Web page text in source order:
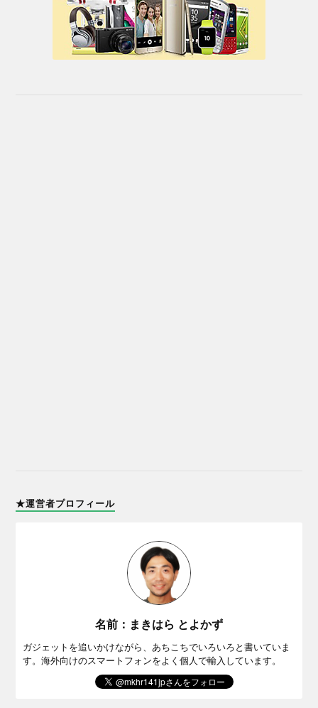
★運営者プロフィール
名前：まきはら とよかず
ガジェットを追いかけながら、あちこちでいろいろと書いていま
す。海外向けのスマートフォンをよく個人で輸入しています。